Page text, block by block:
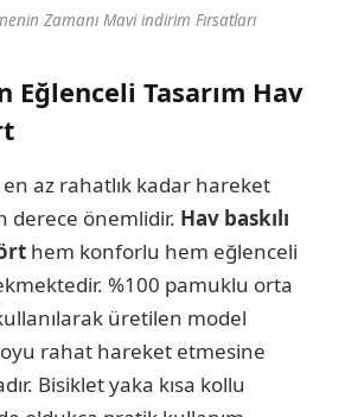
Zamanı Mavi indirim Fırsatları
Eğlenceli Tasarım Hav
az rahatlık kadar hareket
derece önemlidir. Hav baskılı
hem konforlu hem eğlenceli
%100 pamuklu orta
üretilen model
rahat hareket etmesine
Bisiklet yaka kısa kollu